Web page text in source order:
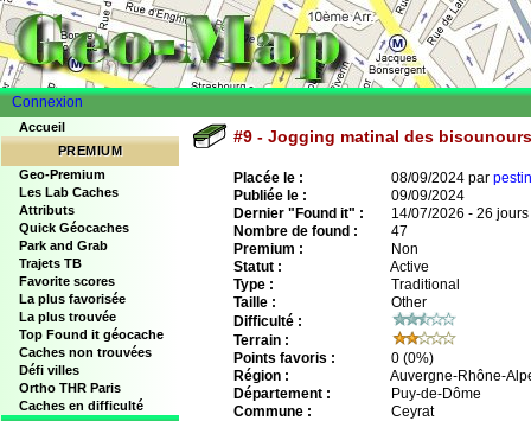
Connexion
Accueil
PREMIUM
Geo-Premium
Les Lab Caches
Attributs
Quick Géocaches
Park and Grab
Trajets TB
Favorite scores
La plus favorisée
La plus trouvée
Top Found it géocache
Caches non trouvées
Défi villes
Ortho THR Paris
Caches en difficulté
#9 - Jogging matinal des
Placée le : 08/09/2024 par
Publiée le :
09/09/2024
Dernier "Found it" :
14/07/2026 - 26 jours
Nombre de found :
47
Premium :
Non
Statut :
Active
Type :
Traditional
Taille :
Other
Difficulté :
Terrain :
Points favoris :
0 (0%)
Région :
Auvergne-Rhône-
Département :
Puy-de-Dôme
Commune :
Ceyrat